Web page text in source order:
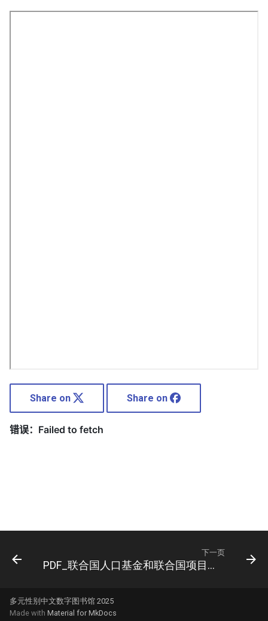
Share on Share on
下一页
PDF_联合国人口基金和联合国项目事务署执行局
多元性别中文数字图书馆 2025
Made with Material for MkDocs